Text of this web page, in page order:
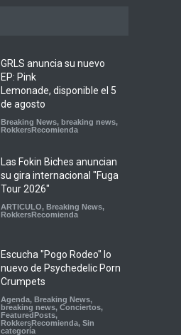
GRLS anuncia su nuevo
EP: Pink
Lemonade, disponible el 5
de agosto
Breaking News, breaking news,
RokkersRecomienda
Las Fokin Biches anuncian
su gira internacional "Fuga
Tour 2026"
ARTICULO, Breaking News,
RokkersRecomienda
Escucha "Pogo Rodeo" lo
nuevo de Psychedelic Porn
Crumpets
Agenda, Breaking News,
breaking news, Conciertos,
FeaturedPosts,
RokkersRecomienda, Sin
categoría